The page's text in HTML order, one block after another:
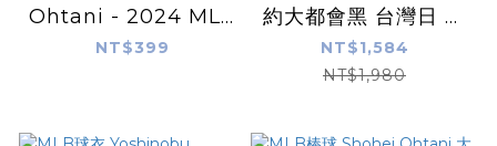
Ohtani - 2024 MLB
TOPPS NOW®
NT$399
約大都會黑 台灣日 主
題日活動 Replica
Jersey 燙印 全新無吊
NT$1,584
NT$1,980